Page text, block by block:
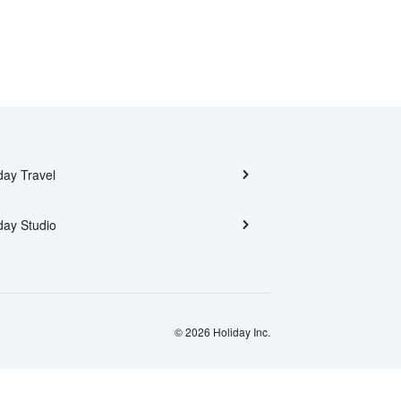
Travel
Studio
© 2026 Holiday Inc.